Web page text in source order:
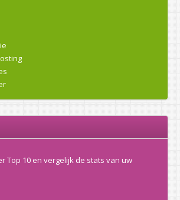
Top 10 en vergelijk de stats van uw